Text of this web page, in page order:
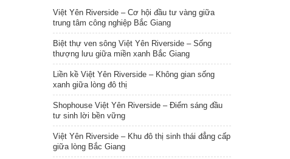
Việt Yên Riverside – Cơ hội đầu tư vàng giữa
trung tâm công nghiệp Bắc Giang
Biệt thự ven sông Việt Yên Riverside – Sống
thượng lưu giữa miền xanh Bắc Giang
Liền kề Việt Yên Riverside – Không gian sống
xanh giữa lòng đô thị
Shophouse Việt Yên Riverside – Điểm sáng đầu
tư sinh lời bền vững
Việt Yên Riverside – Khu đô thị sinh thái đẳng cấp
giữa lòng Bắc Giang